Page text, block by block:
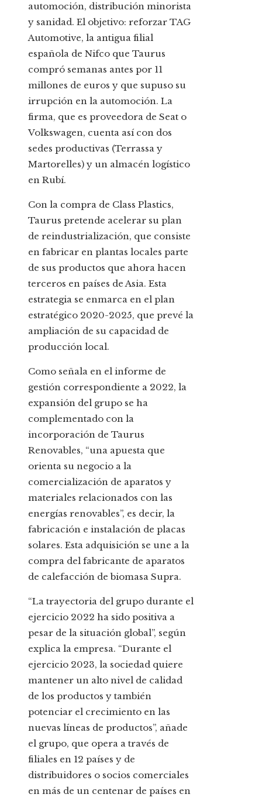
automoción, distribución minorista
y sanidad. El objetivo: reforzar TAG
Automotive, la antigua filial
española de Nifco que Taurus
compró semanas antes por 11
millones de euros y que supuso su
irrupción en la automoción. La
firma, que es proveedora de Seat o
Volkswagen, cuenta así con dos
sedes productivas (Terrassa y
Martorelles) y un almacén logístico
en Rubí.
Con la compra de Class Plastics,
Taurus pretende acelerar su plan
de reindustrialización, que consiste
en fabricar en plantas locales parte
de sus productos que ahora hacen
terceros en países de Asia. Esta
estrategia se enmarca en el plan
estratégico 2020-2025, que prevé la
ampliación de su capacidad de
producción local.
Como señala en el informe de
gestión correspondiente a 2022, la
expansión del grupo se ha
complementado con la
incorporación de Taurus
Renovables, “una apuesta que
orienta su negocio a la
comercialización de aparatos y
materiales relacionados con las
energías renovables”, es decir, la
fabricación e instalación de placas
solares. Esta adquisición se une a la
compra del fabricante de aparatos
de calefacción de biomasa Supra.
“La trayectoria del grupo durante el
ejercicio 2022 ha sido positiva a
pesar de la situación global”, según
explica la empresa. “Durante el
ejercicio 2023, la sociedad quiere
mantener un alto nivel de calidad
de los productos y también
potenciar el crecimiento en las
nuevas líneas de productos”, añade
el grupo, que opera a través de
filiales en 12 países y de
distribuidores o socios comerciales
en más de un centenar de países en